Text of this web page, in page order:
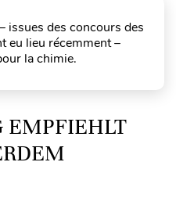
issues des concours des
eu lieu récemment –
la chimie.
EMPFIEHLT